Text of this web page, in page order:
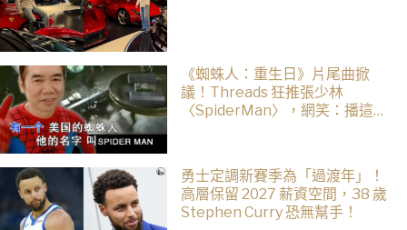
《蜘蛛人：重生日》片尾曲掀
議！Threads 狂推張少林
〈SpiderMan〉，網笑：播這個
勇士定調新賽季為「過渡年」！
高層保留 2027 薪資空間，38 歲
Stephen Curry 恐無幫手！